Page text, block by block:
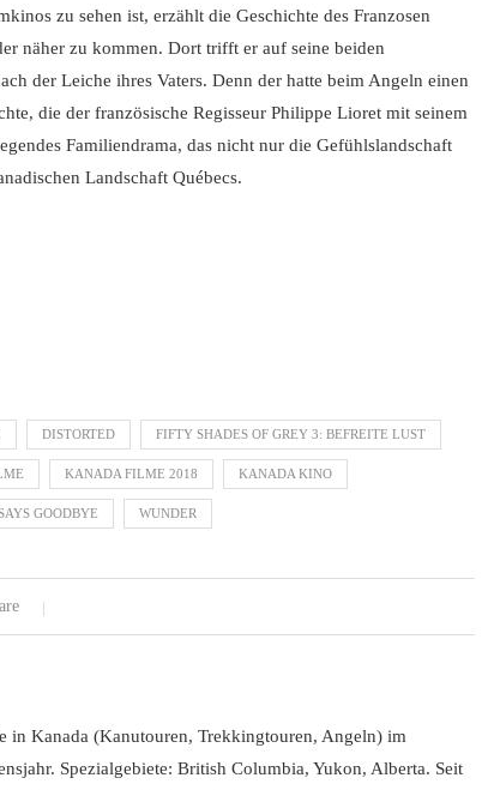
zu sehen ist, erzählt die Geschichte des Franzosen
näher zu kommen. Dort trifft er auf seine beiden
der Leiche ihres Vaters. Denn der hatte beim Angeln einen
die der französische Regisseur Philippe Lioret mit seinem
Familiendrama, das nicht nur die Gefühlslandschaft
Landschaft Québecs.
DISTORTED FIFTY SHADES OF GREY 3: BEFREITE LUST
KANADA FILME 2018 KANADA KINO
GOODBYE WUNDER
in Kanada (Kanutouren, Trekkingtouren, Angeln) im
Spezialgebiete: British Columbia, Yukon, Alberta. Seit